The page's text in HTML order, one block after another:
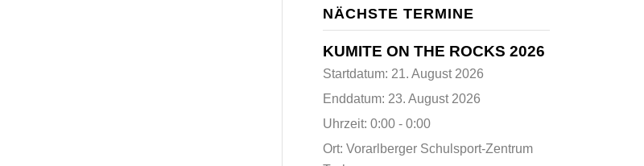
NÄCHSTE TERMINE
KUMITE ON THE ROCKS 2026
Startdatum: 21. August 2026
Enddatum: 23. August 2026
Uhrzeit: 0:00 - 0:00
Ort: Vorarlberger Schulsport-Zentrum